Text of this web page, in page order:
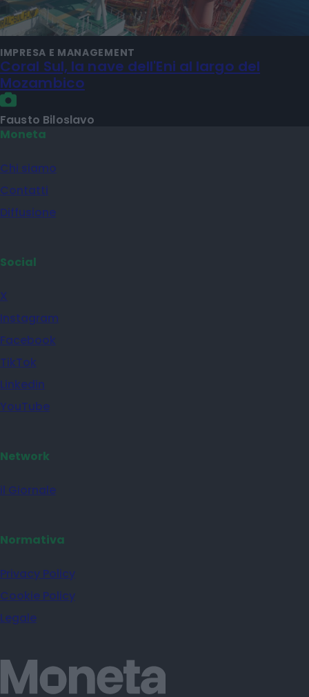
IMPRESA E MANAGEMENT
Coral Sul, la nave dell'Eni al largo del
Mozambico
Fausto Biloslavo
Moneta
Chi siamo
Contatti
Diffusione
Social
X
Instagram
Facebook
TikTok
Linkedin
YouTube
Network
il Giornale
Normativa
Privacy Policy
Cookie Policy
Legale